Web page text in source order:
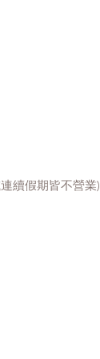
續假期皆不營業)